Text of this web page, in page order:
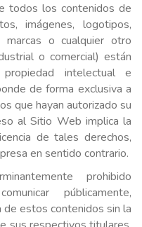
todos los contenidos de
imágenes, logotipos,
marcas o cualquier otro
o comercial) están
intelectual e
de forma exclusiva a
que hayan autorizado su
al Sitio Web implica la
de tales derechos,
en sentido contrario.
prohibido
públicamente,
de estos contenidos sin la